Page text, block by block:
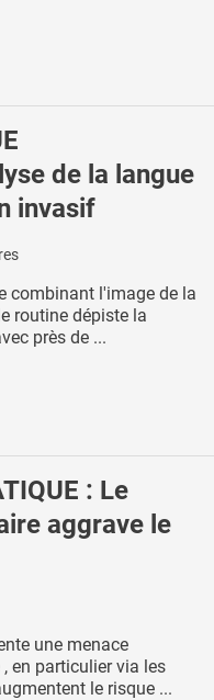
de la langue
invasif
combinant l'image de la
routine dépiste la
près de ...
: Le
aggrave le
une menace
en particulier via les
le risque ...